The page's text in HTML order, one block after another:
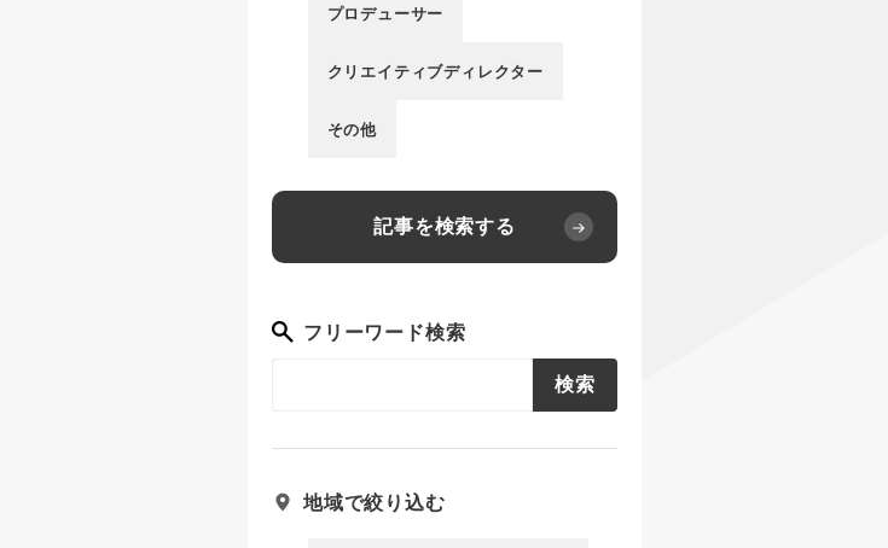
プロデューサー
クリエイティブディレクター
その他
記事を検索する
フリーワード検索
検索
地域で絞り込む